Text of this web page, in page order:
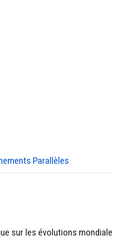
Parallèles
sur les évolutions